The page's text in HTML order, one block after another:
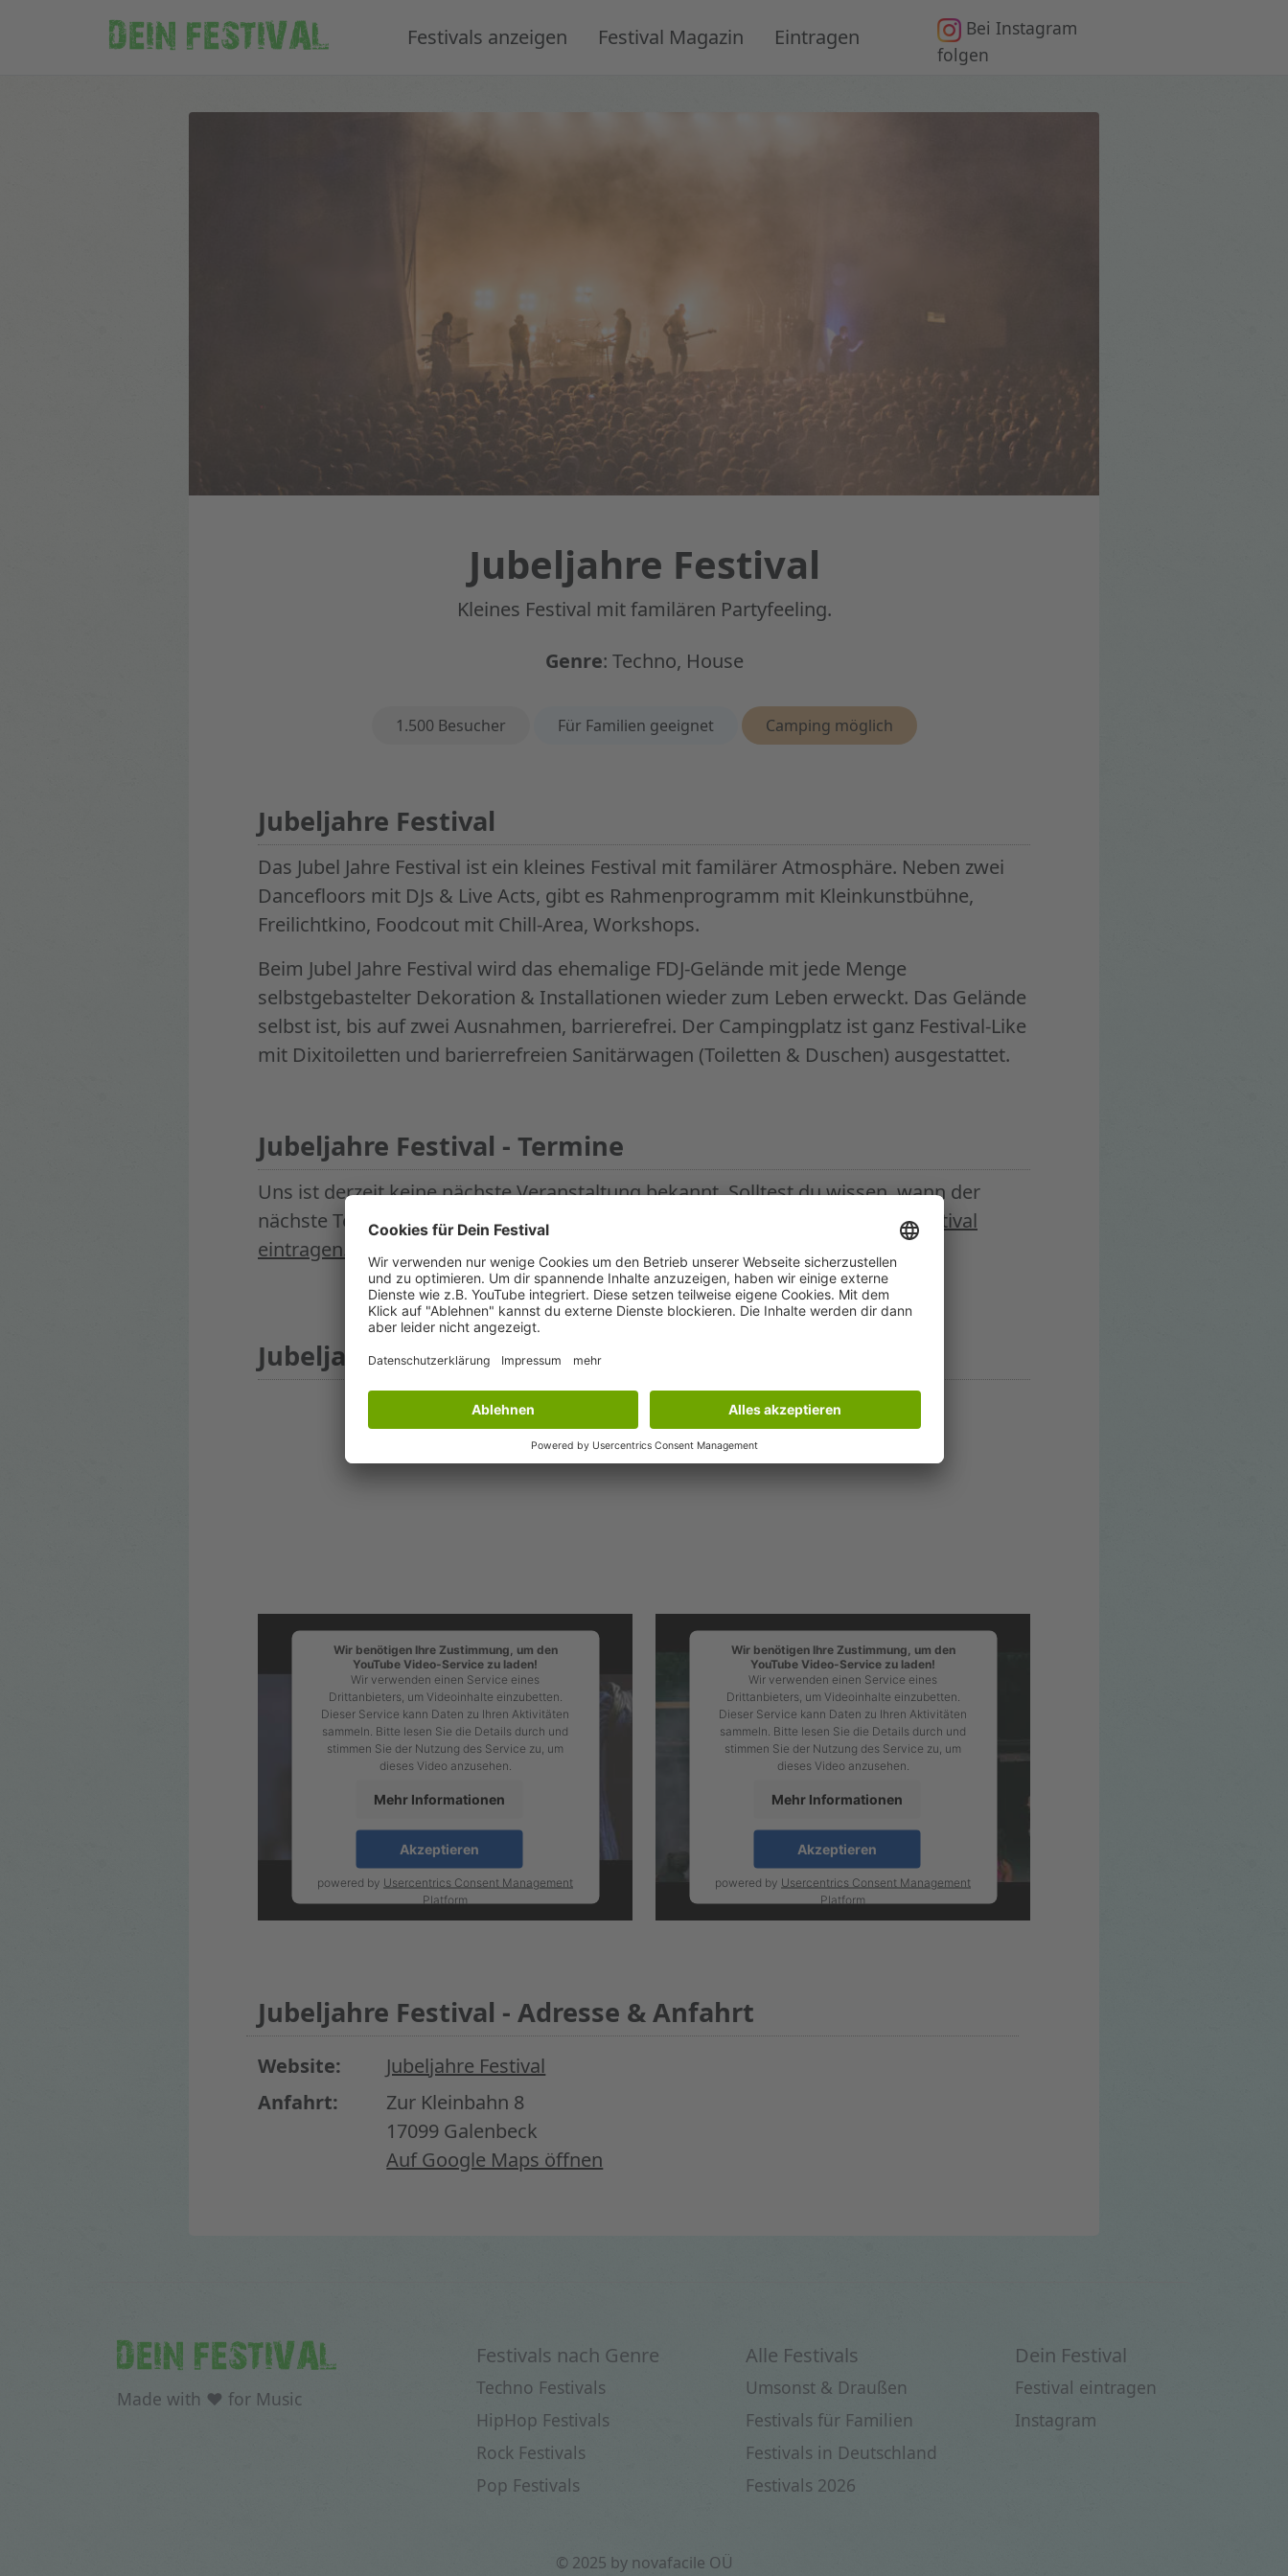
DEIN FESTIVAL Festivals anzeigen Festival Magazin Eintragen
Bei Instagram
folgen
Jubeljahre Festival
Kleines Festival mit familären Partyfeeling.
Genre: Techno, House
1.500 Besucher Für Familien geeignet Camping möglich
Jubeljahre Festival
Das Jubel Jahre Festival ist ein kleines Festival mit familärer Atmosphäre. Neben zwei
Dancefloors mit DJs & Live Acts, gibt es Rahmenprogramm mit Kleinkunstbühne,
Freilichtkino, Foodcout mit Chill-Area, Workshops.
Beim Jubel Jahre Festival wird das ehemalige FDJ-Gelände mit jede Menge
selbstgebastelter Dekoration & Installationen wieder zum Leben erweckt. Das Gelände
selbst ist, bis auf zwei Ausnahmen, barrierefrei. Der Campingplatz ist ganz Festival-Like
mit Dixitoiletten und barierrefreien Sanitärwagen (Toiletten & Duschen) ausgestattet.
Jubeljahre Festival - Termine
Uns ist derzeit keine nächste Veranstaltung bekannt. Solltest du wissen, wann der
nächste Termin ist, dann lass uns das gerne wissen:
Termin für Jubeljahre Festival
eintragen.
Jubeljahre Festival - Videos
Wir benötigen Ihre Zustimmung, um den
YouTube Video-Service zu laden!
Wir verwenden einen Service eines
Drittanbieters, um Videoinhalte einzubetten.
Dieser Service kann Daten zu Ihren Aktivitäten
sammeln. Bitte lesen Sie die Details durch und
stimmen Sie der Nutzung des Service zu, um
dieses Video anzusehen.
Mehr Informationen
Akzeptieren
powered by Usercentrics Consent Management
Platform
Wir benötigen Ihre Zustimmung, um den
YouTube Video-Service zu laden!
Wir verwenden einen Service eines
Drittanbieters, um Videoinhalte einzubetten.
Dieser Service kann Daten zu Ihren Aktivitäten
sammeln. Bitte lesen Sie die Details durch und
stimmen Sie der Nutzung des Service zu, um
dieses Video anzusehen.
Mehr Informationen
Akzeptieren
powered by Usercentrics Consent Management
Platform
Jubeljahre Festival - Adresse & Anfahrt
Website:
Jubeljahre Festival
Anfahrt:
Zur Kleinbahn 8
17099 Galenbeck
Auf Google Maps öffnen
DEIN FESTIVAL
Made with ♥ for Music
Festivals nach Genre
Techno Festivals
HipHop Festivals
Rock Festivals
Pop Festivals
Alle Festivals
Umsonst & Draußen
Festivals für Familien
Festivals in Deutschland
Festivals 2026
Dein Festival
Festival eintragen
Instagram
© 2025 by novafacile OÜ